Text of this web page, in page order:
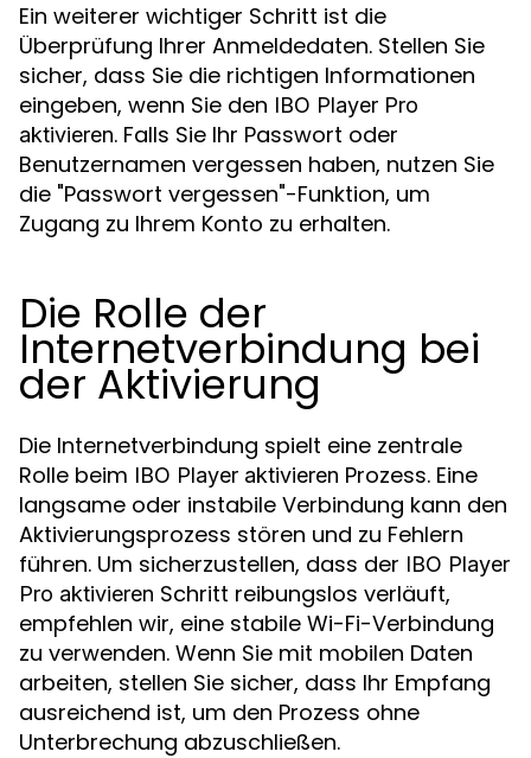
Ein weiterer wichtiger Schritt ist die
Überprüfung Ihrer Anmeldedaten. Stellen Sie
sicher, dass Sie die richtigen Informationen
eingeben, wenn Sie den IBO Player Pro
aktivieren. Falls Sie Ihr Passwort oder
Benutzernamen vergessen haben, nutzen Sie
die "Passwort vergessen"-Funktion, um
Zugang zu Ihrem Konto zu erhalten.
Die Rolle der
Internetverbindung bei
der Aktivierung
Die Internetverbindung spielt eine zentrale
Rolle beim IBO Player aktivieren Prozess. Eine
langsame oder instabile Verbindung kann den
Aktivierungsprozess stören und zu Fehlern
führen. Um sicherzustellen, dass der IBO Player
Pro aktivieren Schritt reibungslos verläuft,
empfehlen wir, eine stabile Wi-Fi-Verbindung
zu verwenden. Wenn Sie mit mobilen Daten
arbeiten, stellen Sie sicher, dass Ihr Empfang
ausreichend ist, um den Prozess ohne
Unterbrechung abzuschließen.